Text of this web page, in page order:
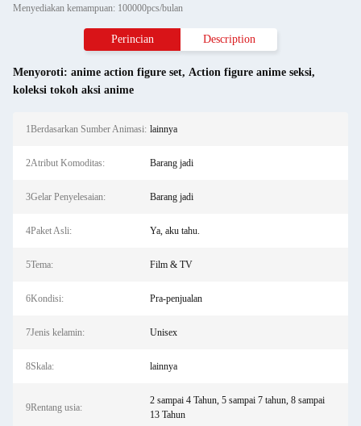
Menyediakan kemampuan: 100000pcs/bulan
Perincian Description
Menyoroti: anime action figure set, Action figure anime seksi,
koleksi tokoh aksi anime
1Berdasarkan Sumber Animasi: lainnya
2Atribut Komoditas: Barang jadi
3Gelar Penyelesaian: Barang jadi
4Paket Asli: Ya, aku tahu.
5Tema: Film & TV
6Kondisi: Pra-penjualan
7Jenis kelamin: Unisex
8Skala: lainnya
9Rentang usia:
2 sampai 4 Tahun, 5 sampai 7 tahun, 8 sampai
13 Tahun